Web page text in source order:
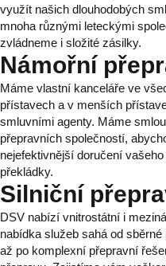
využít našich dlouhodobých
mnoha různými leteckými
zvládneme i složité zásilky.
Námořní
Máme vlastní kanceláře ve
přístavech a v menších
smluvními agenty. Máme
přepravních společností,
nejefektivnější doručení
překládky.
Silniční
DSV nabízí vnitrostátní i
nabídka služeb sahá od
až po komplexní přepravní